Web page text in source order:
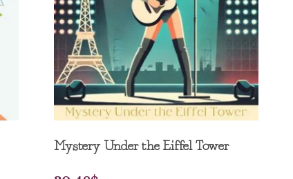
Mystery Under the Eiffel Tower